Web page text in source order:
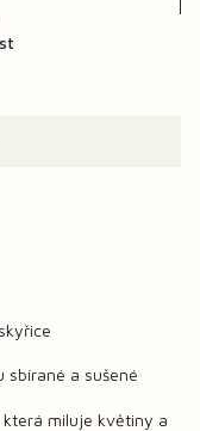
sbírané a sušené
která miluje květiny a